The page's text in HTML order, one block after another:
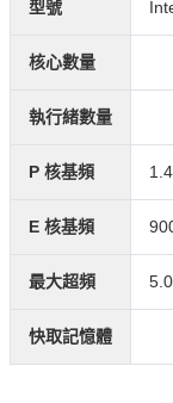
型號
核心數量
執行緒數量
P 核基頻
E 核基頻
最大超頻
快取記憶體